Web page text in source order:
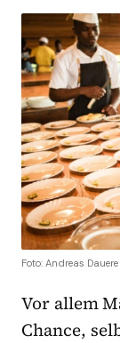
Foto: Andreas
Vor allem
Chance,